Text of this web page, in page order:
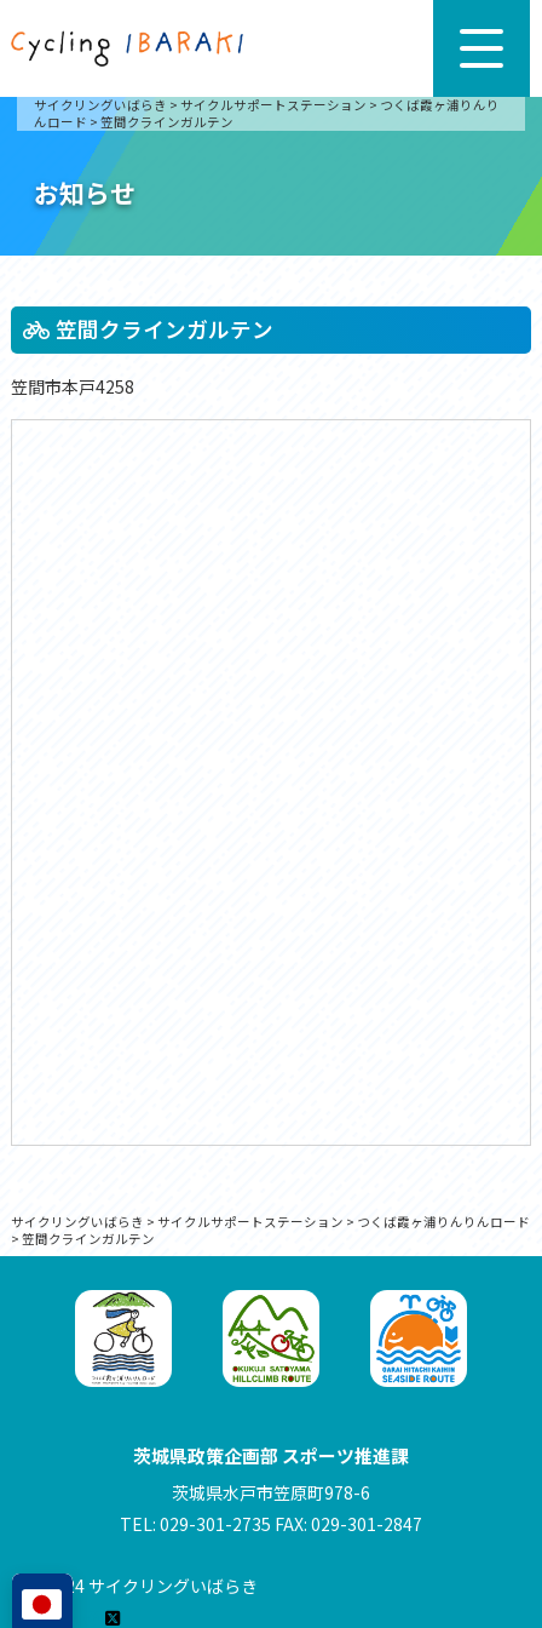
サイクリングいばらき > サイクルサポートステーション > つくば霞ヶ浦りんり
んロード > 笠間クラインガルテン
お知らせ
笠間クラインガルテン
笠間市本戸4258
サイクリングいばらき > サイクルサポートステーション > つくば霞ヶ浦りんりんロード
> 笠間クラインガルテン
茨城県政策企画部 スポーツ推進課
茨城県水戸市笠原町978-6
TEL: 029-301-2735 FAX: 029-301-2847
© 2024 サイクリングいばらき